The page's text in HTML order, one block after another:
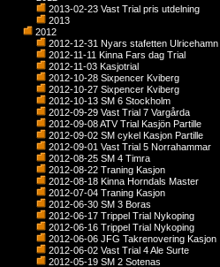
2013-02-23 Vast Trial pris utdelning
2013
2012
2012-12-31 Nyars stafetten Ulricehamn
2012-11-11 Kinna Fars dag Trial
2012-11-03 Kasjotrial
2012-10-28 Sixpencer Kviberg
2012-10-27 Sixpencer Kviberg
2012-10-13 SM 6 Stockholm
2012-09-29 Vast Trial 7 Vargårda
2012-09-08 ATV Trial Kasjön Partille
2012-09-02 SM cykel Kasjon Partille
2012-09-01 Vast Trial 5 Norrahammar
2012-08-25 SM 4 Timra
2012-08-22 Traning Kasjon
2012-08-18 Kinna Horndals Master
2012-07-04 Traning Kasjon
2012-06-30 SM 3 Boras
2012-06-17 Trippel Trial Nykoping
2012-06-16 Trippel Trial Nykoping
2012-06-06 JFG Takrenovering Kasjon
2012-06-02 Vast Trial 4 Ale Surte
2012-05-19 SM 2 Sotenas